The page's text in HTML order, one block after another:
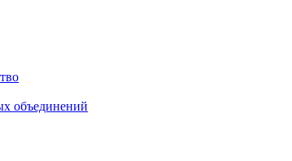
объединений